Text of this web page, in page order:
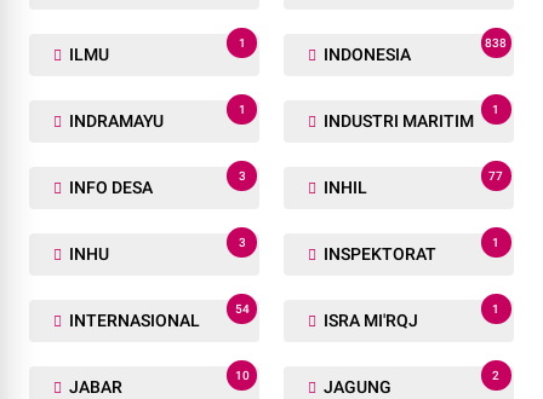
ILMU
1
INDONESIA
838
INDRAMAYU
1
INDUSTRI MARITIM
1
INFO DESA
3
INHIL
77
INHU
3
INSPEKTORAT
1
INTERNASIONAL
54
ISRA MI'RQJ
1
JABAR
10
JAGUNG
2